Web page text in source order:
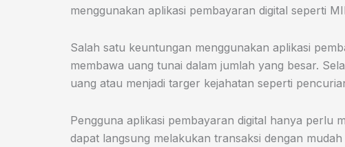
menggunakan aplikasi pembayaran digital seperti
Salah satu keuntungan menggunakan aplikasi
membawa uang tunai dalam jumlah yang besar.
uang atau menjadi targer kejahatan seperti
Pengguna aplikasi pembayaran digital hanya perlu
dapat langsung melakukan transaksi dengan